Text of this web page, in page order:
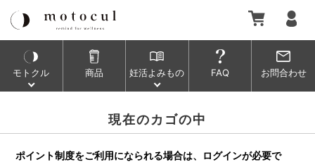
モトクル 商品 妊活よみもの FAQ お問合わせ
現在のカゴの中
ポイント制度をご利用になられる場合は、ログインが必要で